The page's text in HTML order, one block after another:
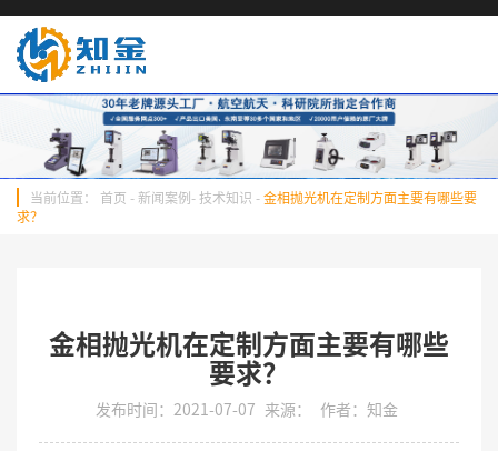
当前位置： 首页 - 新闻案例-技术知识 -金相抛光机在定制方面主要有哪些要
求？
金相抛光机在定制方面主要有哪些
要求？
发布时间：2021-07-07 来源： 作者：知金